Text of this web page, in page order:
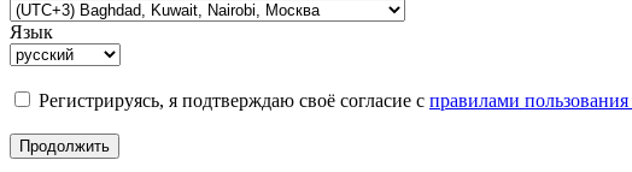
Язык
Регистрируясь, я подтверждаю своё согласие с правилами
Продолжить